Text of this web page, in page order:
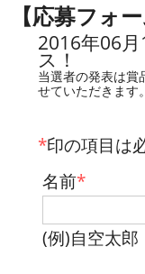
【応募フォー
2016年06
ス！
当選者の発表は賞
せていただきます。
*印の項目は
名前*
(例)自空太郎